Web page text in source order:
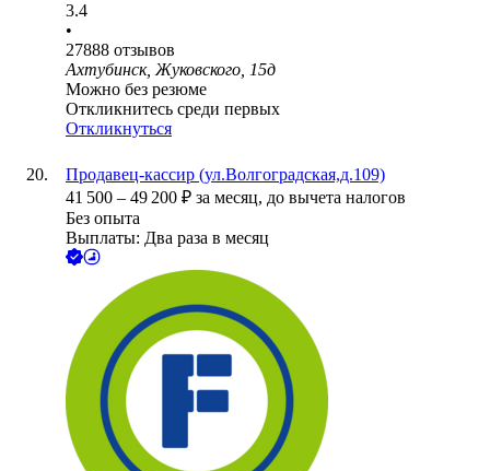
3.4
•
27888 отзывов
Ахтубинск, Жуковского, 15д
Можно без резюме
Откликнитесь среди первых
Откликнуться
Продавец-кассир (ул.Волгоградская,д.109)
41 500 – 49 200 ₽ за месяц, до вычета налогов
Без опыта
Выплаты: Два раза в месяц